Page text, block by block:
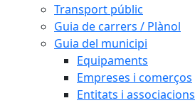
Transport públic
Guia de carrers / Plànol
Guia del municipi
Equipaments
Empreses i comerços
Entitats i associacions